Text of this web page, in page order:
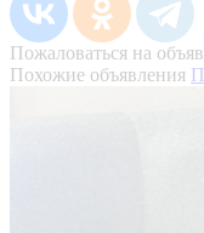
Пожаловаться на
Похожие объявления